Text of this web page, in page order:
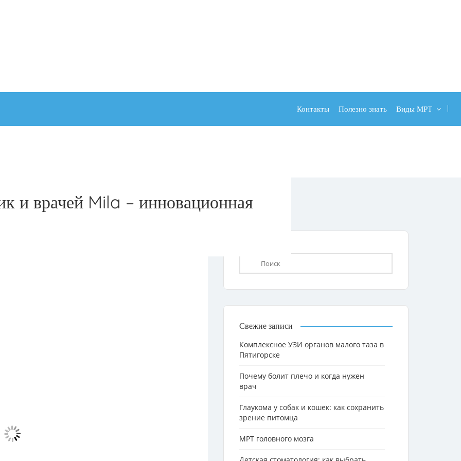
Контакты Полезно знать Виды МРТ
и врачей Mila – инновационная
Свежие записи
Комплексное УЗИ органов малого таза в
Пятигорске
Почему болит плечо и когда нужен
врач
Глаукома у собак и кошек: как сохранить
зрение питомца
МРТ головного мозга